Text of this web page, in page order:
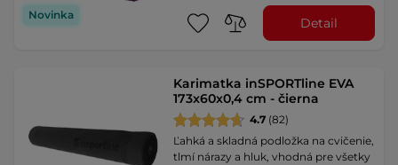
Novinka Detail
Karimatka inSPORTline EVA
173x60x0,4 cm - čierna
4.7 (82)
Ľahká a skladná podložka na cvičenie,
tlmí nárazy a hluk, vhodná pre všetky